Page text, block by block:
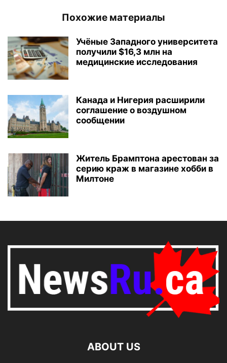
Похожие материалы
Учёные Западного университета
получили $16,3 млн на
медицинские исследования
Канада и Нигерия расширили
соглашение о воздушном
сообщении
Житель Брамптона арестован за
серию краж в магазине хобби в
Милтоне
ABOUT US